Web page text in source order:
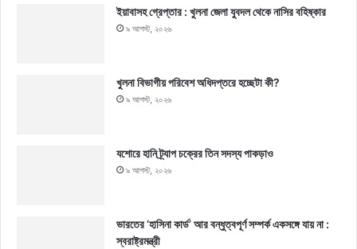
ইয়াবাসহ গ্রেপ্তার : খুলনা জেলা যুবদল থেকে নাসির বহিষ্কার
৯ আগস্ট, ২০২৬
খুলনা বিভাগীয় পরিবেশ অধিদপ্তরে হচ্ছেটা কী?
৯ আগস্ট, ২০২৬
যশোরে হানি ট্র্যাপ চক্রের তিন সদস্য পাকড়াও
৯ আগস্ট, ২০২৬
ভারতের ‘হাসিনা কার্ড’ আর বন্ধুত্বপূর্ণ সম্পর্ক একসঙ্গে যায় না :
স্বরাষ্ট্রমন্ত্রী